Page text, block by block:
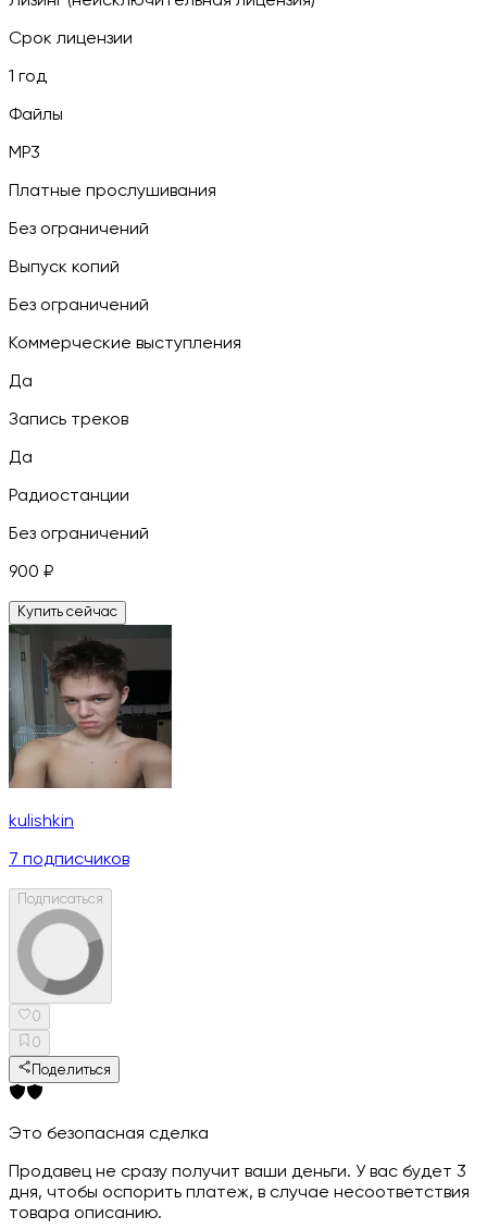
Срок лицензии
1 год
Файлы
MP3
Платные прослушивания
Без ограничений
Выпуск копий
Без ограничений
Коммерческие выступления
Да
Запись треков
Да
Радиостанции
Без ограничений
900 ₽
Купить сейчас
kulishkin
7 подписчиков
Подписаться
0
0
Поделиться
Это безопасная сделка
Продавец не сразу получит ваши деньги. У вас будет 3
дня, чтобы оспорить платеж, в случае несоответствия
товара описанию.